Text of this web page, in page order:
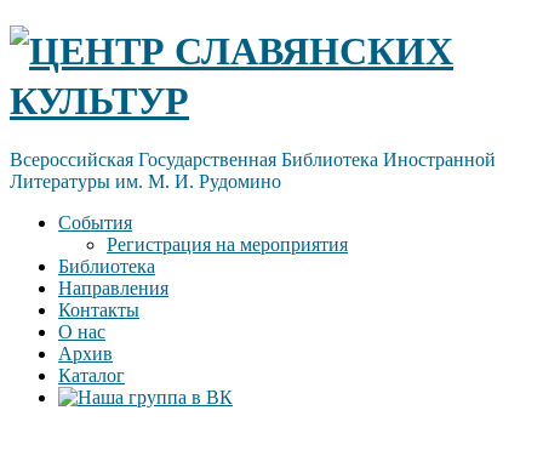
Skip
content
ЦЕНТР СЛАВЯНСКИХ
КУЛЬТУР
Всероссийская Государственная Библиотека Иностранной
Литературы им. М. И. Рудомино
События
Регистрация на мероприятия
Библиотека
Направления
Контакты
О нас
Архив
Каталог